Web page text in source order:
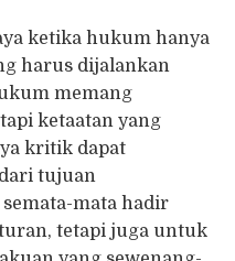
ketika hukum hanya
harus dijalankan
memang
ketaatan yang
kritik dapat
tujuan
mata hadir
tetapi juga untuk